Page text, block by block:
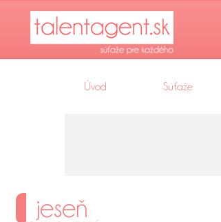
Úvod Súťaže
jeseň